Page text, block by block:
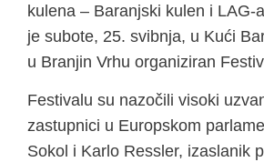
kulena – Baranjski kulen i LAG-
je subote, 25. svibnja, u Kući
u Branjin Vrhu organiziran
Festivalu su nazočili visoki
zastupnici u Europskom
Sokol i Karlo Ressler, izaslanik